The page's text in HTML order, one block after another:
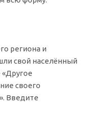
региона и
свой населённый
«Другое
своего
Введите